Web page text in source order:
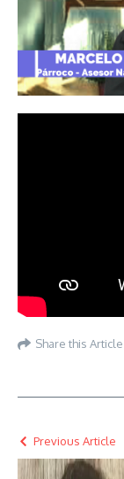
Share this Article
Previous Article